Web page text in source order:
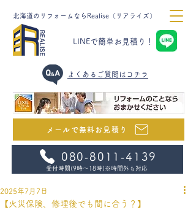
北海道のリフォームならRealise（リアライズ）
メールで無料お見積り
080‐8011‐4139
受付時間(9時～18時) ※時間外も対応
LINEで簡単お見積り！
​よくあるご質問はコチラ
【火災保険、修理後でも間に合う？】
2025年7月7日